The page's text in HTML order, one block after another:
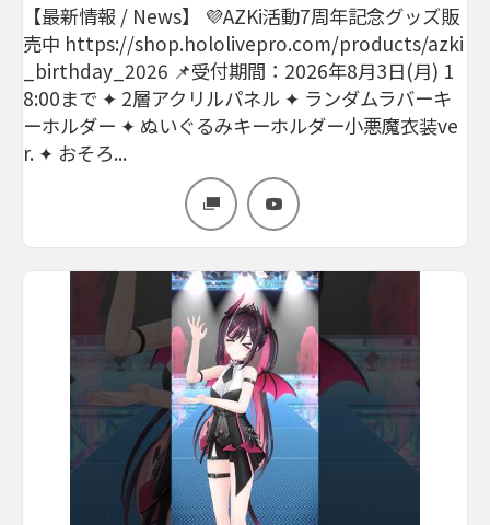
【最新情報 / News】 💜AZKi活動7周年記念グッズ販
売中 https://shop.hololivepro.com/products/azki
_birthday_2026 📌受付期間：2026年8月3日(月) 1
8:00まで ✦ 2層アクリルパネル ✦ ランダムラバーキ
ーホルダー ✦ ぬいぐるみキーホルダー小悪魔衣装ve
r. ✦ おそろ...